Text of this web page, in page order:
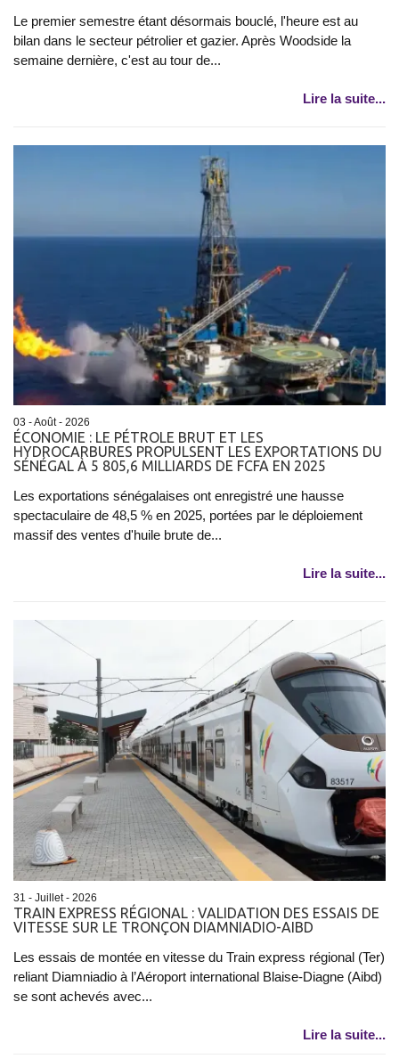
Le premier semestre étant désormais bouclé, l'heure est au
bilan dans le secteur pétrolier et gazier. Après Woodside la
semaine dernière, c'est au tour de...
Lire la suite...
03 - Août - 2026
ÉCONOMIE : LE PÉTROLE BRUT ET LES
HYDROCARBURES PROPULSENT LES EXPORTATIONS DU
SÉNÉGAL À 5 805,6 MILLIARDS DE FCFA EN 2025
Les exportations sénégalaises ont enregistré une hausse
spectaculaire de 48,5 % en 2025, portées par le déploiement
massif des ventes d'huile brute de...
Lire la suite...
31 - Juillet - 2026
TRAIN EXPRESS RÉGIONAL : VALIDATION DES ESSAIS DE
VITESSE SUR LE TRONÇON DIAMNIADIO-AIBD
Les essais de montée en vitesse du Train express régional (Ter)
reliant Diamniadio à l’Aéroport international Blaise-Diagne (Aibd)
se sont achevés avec...
Lire la suite...